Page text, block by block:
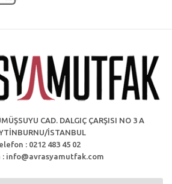
CAD. DALGIÇ ÇARŞISI NO 3 A
İSTANBUL
: 0212 483 45 02
: info@avrasyamutfak.com